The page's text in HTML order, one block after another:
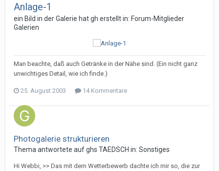
Anlage-1
ein Bild in der Galerie hatgh erstellt in: Forum-Mitglieder
Galerien
Man beachte, daß auch Getränke in der Nähe sind. (Ein nicht ganz
unwichtiges Detail, wie ich finde.)
25. August 2003 14 Kommentare
Photogalerie strukturieren
Thema antwortete aufghs TAEDSCH in: Sonstiges
Hi Webbi, >> Das mit dem Wetterbewerb dachte ich mir so, die zur